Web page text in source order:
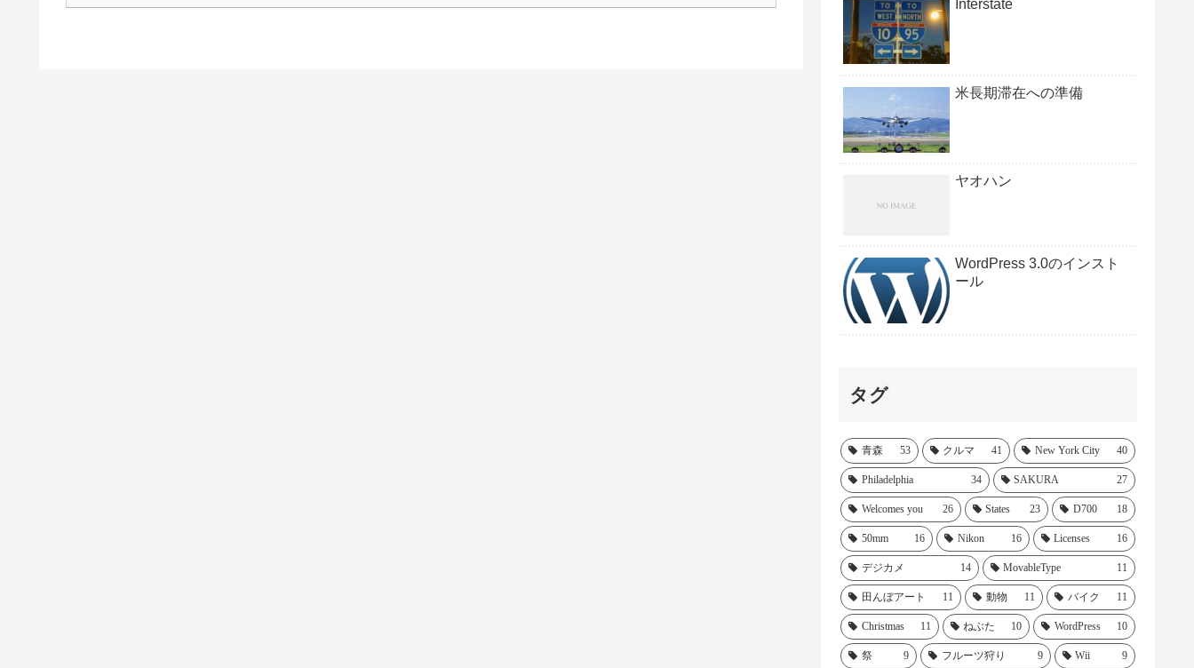
Interstate
米長期滞在への準備
ヤオハン
WordPress 3.0のインスト
ール
タグ
青森 53 クルマ 41 New York City 40
Philadelphia 34 SAKURA 27
Welcomes you 26 States 23 D700 18
50mm 16 Nikon 16 Licenses 16
デジカメ 14 MovableType 11
田んぼアート 11 動物 11 バイク 11
Christmas 11 ねぶた 10 WordPress 10
祭 9 フルーツ狩り 9 Wii 9